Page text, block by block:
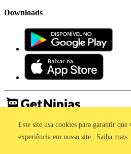
Este site usa cookies para garantir que
experiência em nosso site. Saiba mais
Downloads
Imprensa
Termos de Uso